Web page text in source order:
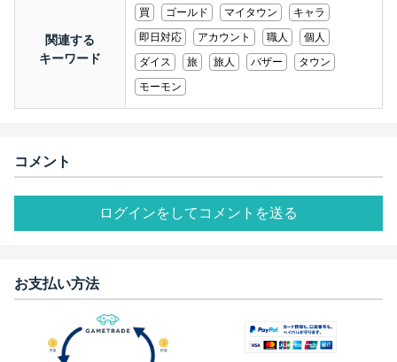
関連する
キーワード
買 ゴールド マイタウン
キャラ
即日対応
アカウント 職人
個人
ダイス
旅 旅人 バザー
タウン
モーモン
コメント
ログインをしてコメントを送る
お支払い方法